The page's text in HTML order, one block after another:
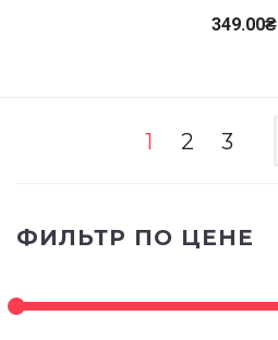
349.00₴
1 2 3
ФИЛЬТР ПО ЦЕНЕ